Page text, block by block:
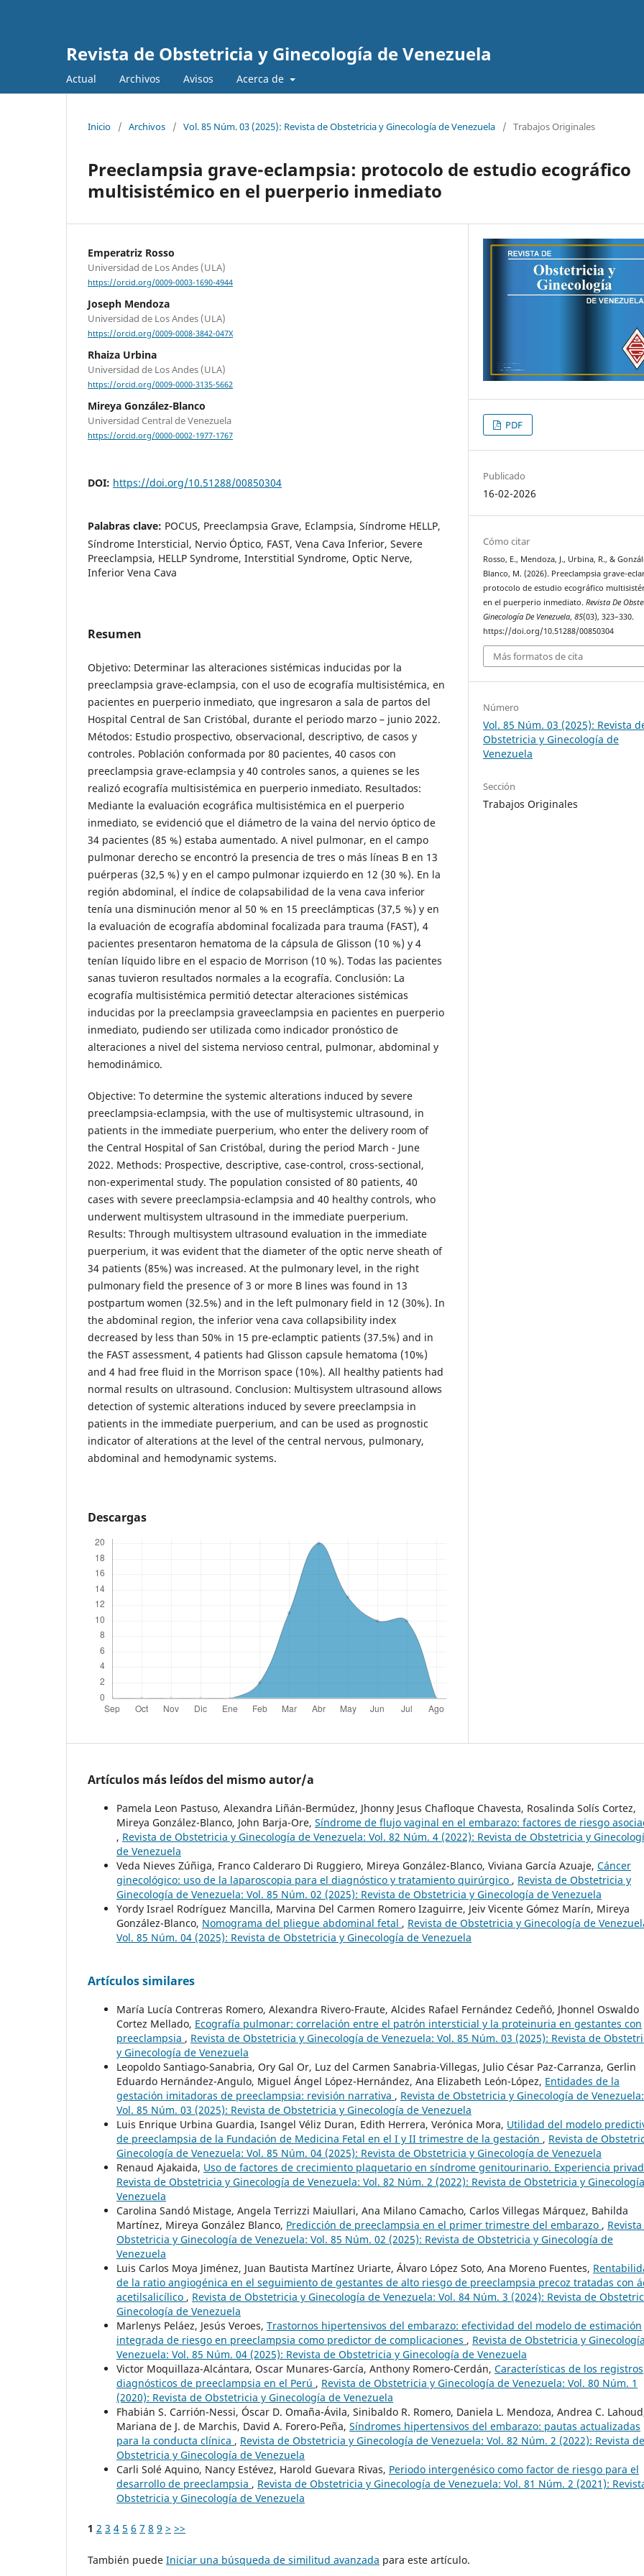
Revista de Obstetricia y Ginecología de Venezuela
Actual Archivos Avisos Acerca de
Inicio / Archivos / Vol. 85 Núm. 03 (2025): Revista de Obstetricia y Ginecología de Venezuela / Trabajos Originales
Preeclampsia grave-eclampsia: protocolo de estudio ecográfico
multisistémico en el puerperio inmediato
Emperatriz Rosso
Universidad de Los Andes (ULA)
https://orcid.org/0009-0003-1690-4944
Joseph Mendoza
Universidad de Los Andes (ULA)
https://orcid.org/0009-0008-3842-047X
Rhaiza Urbina
Universidad de Los Andes (ULA)
https://orcid.org/0009-0000-3135-5662
Mireya González-Blanco
Universidad Central de Venezuela
https://orcid.org/0000-0002-1977-1767
DOI: https://doi.org/10.51288/00850304
Palabras clave: POCUS, Preeclampsia Grave, Eclampsia, Síndrome HELLP,
Síndrome Intersticial, Nervio Óptico, FAST, Vena Cava Inferior, Severe
Preeclampsia, HELLP Syndrome, Interstitial Syndrome, Optic Nerve,
Inferior Vena Cava
Resumen
Objetivo: Determinar las alteraciones sistémicas inducidas por la
preeclampsia grave-eclampsia, con el uso de ecografía multisistémica, en
pacientes en puerperio inmediato, que ingresaron a sala de partos del
Hospital Central de San Cristóbal, durante el periodo marzo – junio 2022.
Métodos: Estudio prospectivo, observacional, descriptivo, de casos y
controles. Población conformada por 80 pacientes, 40 casos con
preeclampsia grave-eclampsia y 40 controles sanos, a quienes se les
realizó ecografía multisistémica en puerperio inmediato. Resultados:
Mediante la evaluación ecográfica multisistémica en el puerperio
inmediato, se evidenció que el diámetro de la vaina del nervio óptico de
34 pacientes (85 %) estaba aumentado. A nivel pulmonar, en el campo
pulmonar derecho se encontró la presencia de tres o más líneas B en 13
puérperas (32,5 %) y en el campo pulmonar izquierdo en 12 (30 %). En la
región abdominal, el índice de colapsabilidad de la vena cava inferior
tenía una disminución menor al 50 % en 15 preeclámpticas (37,5 %) y en
la evaluación de ecografía abdominal focalizada para trauma (FAST), 4
pacientes presentaron hematoma de la cápsula de Glisson (10 %) y 4
tenían líquido libre en el espacio de Morrison (10 %). Todas las pacientes
sanas tuvieron resultados normales a la ecografía. Conclusión: La
ecografía multisistémica permitió detectar alteraciones sistémicas
inducidas por la preeclampsia graveeclampsia en pacientes en puerperio
inmediato, pudiendo ser utilizada como indicador pronóstico de
alteraciones a nivel del sistema nervioso central, pulmonar, abdominal y
hemodinámico.
Objective: To determine the systemic alterations induced by severe
preeclampsia-eclampsia, with the use of multisystemic ultrasound, in
patients in the immediate puerperium, who enter the delivery room of
the Central Hospital of San Cristóbal, during the period March - June
2022. Methods: Prospective, descriptive, case-control, cross-sectional,
non-experimental study. The population consisted of 80 patients, 40
cases with severe preeclampsia-eclampsia and 40 healthy controls, who
underwent multisystem ultrasound in the immediate puerperium.
Results: Through multisystem ultrasound evaluation in the immediate
puerperium, it was evident that the diameter of the optic nerve sheath of
34 patients (85%) was increased. At the pulmonary level, in the right
pulmonary field the presence of 3 or more B lines was found in 13
postpartum women (32.5%) and in the left pulmonary field in 12 (30%). In
the abdominal region, the inferior vena cava collapsibility index
decreased by less than 50% in 15 pre-eclamptic patients (37.5%) and in
the FAST assessment, 4 patients had Glisson capsule hematoma (10%)
and 4 had free fluid in the Morrison space (10%). All healthy patients had
normal results on ultrasound. Conclusion: Multisystem ultrasound allows
detection of systemic alterations induced by severe preeclampsia in
patients in the immediate puerperium, and can be used as prognostic
indicator of alterations at the level of the central nervous, pulmonary,
abdominal and hemodynamic systems.
Descargas
PDF
Publicado
16-02-2026
Cómo citar
Rosso, E., Mendoza, J., Urbina, R., &
Blanco, M. (2026). Preeclampsia grave-
protocolo de estudio ecográfico
en el puerperio inmediato.Revista De
Ginecología De Venezuela,85(03), 323–330.
https://doi.org/10.51288/00850304
Más formatos de cita
Número
Vol. 85 Núm. 03 (2025): Revista
Obstetricia y Ginecología de
Venezuela
Sección
Trabajos Originales
Artículos más leídos del mismo autor/a
Pamela Leon Pastuso, Alexandra Liñán-Bermúdez, Jhonny Jesus Chafloque Chavesta, Rosalinda Solís Cortez,
Mireya González-Blanco, John Barja-Ore, Síndrome de flujo vaginal en el embarazo: factores de riesgo
, Revista de Obstetricia y Ginecología de Venezuela: Vol. 82 Núm. 4 (2022): Revista de Obstetricia y
de Venezuela
Veda Nieves Zúñiga, Franco Calderaro Di Ruggiero, Mireya González-Blanco, Viviana García Azuaje, Cáncer
ginecológico: uso de la laparoscopia para el diagnóstico y tratamiento quirúrgico , Revista de Obstetricia y
Ginecología de Venezuela: Vol. 85 Núm. 02 (2025): Revista de Obstetricia y Ginecología de Venezuela
Yordy Israel Rodríguez Mancilla, Marvina Del Carmen Romero Izaguirre, Jeiv Vicente Gómez Marín, Mireya
González-Blanco, Nomograma del pliegue abdominal fetal , Revista de Obstetricia y Ginecología de
Vol. 85 Núm. 04 (2025): Revista de Obstetricia y Ginecología de Venezuela
Artículos similares
María Lucía Contreras Romero, Alexandra Rivero-Fraute, Alcides Rafael Fernández Cedeñó, Jhonnel Oswaldo
Cortez Mellado, Ecografía pulmonar: correlación entre el patrón intersticial y la proteinuria en gestantes con
preeclampsia , Revista de Obstetricia y Ginecología de Venezuela: Vol. 85 Núm. 03 (2025): Revista de
y Ginecología de Venezuela
Leopoldo Santiago-Sanabria, Ory Gal Or, Luz del Carmen Sanabria-Villegas, Julio César Paz-Carranza, Gerlin
Eduardo Hernández-Angulo, Miguel Ángel López-Hernández, Ana Elizabeth León-López, Entidades de la
gestación imitadoras de preeclampsia: revisión narrativa , Revista de Obstetricia y Ginecología de Venezuela:
Vol. 85 Núm. 03 (2025): Revista de Obstetricia y Ginecología de Venezuela
Luis Enrique Urbina Guardia, Isangel Véliz Duran, Edith Herrera, Verónica Mora, Utilidad del modelo
de preeclampsia de la Fundación de Medicina Fetal en el I y II trimestre de la gestación , Revista de
Ginecología de Venezuela: Vol. 85 Núm. 04 (2025): Revista de Obstetricia y Ginecología de Venezuela
Renaud Ajakaida, Uso de factores de crecimiento plaquetario en síndrome genitourinario. Experiencia
Revista de Obstetricia y Ginecología de Venezuela: Vol. 82 Núm. 2 (2022): Revista de Obstetricia y
Venezuela
Carolina Sandó Mistage, Angela Terrizzi Maiullari, Ana Milano Camacho, Carlos Villegas Márquez, Bahilda
Martínez, Mireya González Blanco, Predicción de preeclampsia en el primer trimestre del embarazo ,
Obstetricia y Ginecología de Venezuela: Vol. 85 Núm. 02 (2025): Revista de Obstetricia y Ginecología de
Venezuela
Luis Carlos Moya Jiménez, Juan Bautista Martínez Uriarte, Álvaro López Soto, Ana Moreno Fuentes,
de la ratio angiogénica en el seguimiento de gestantes de alto riesgo de preeclampsia precoz tratadas con
acetilsalicílico , Revista de Obstetricia y Ginecología de Venezuela: Vol. 84 Núm. 3 (2024): Revista de
Ginecología de Venezuela
Marlenys Peláez, Jesús Veroes, Trastornos hipertensivos del embarazo: efectividad del modelo de estimación
integrada de riesgo en preeclampsia como predictor de complicaciones , Revista de Obstetricia y
Venezuela: Vol. 85 Núm. 04 (2025): Revista de Obstetricia y Ginecología de Venezuela
Victor Moquillaza-Alcántara, Oscar Munares-García, Anthony Romero-Cerdán, Características de los registros
diagnósticos de preeclampsia en el Perú , Revista de Obstetricia y Ginecología de Venezuela: Vol. 80 Núm. 1
(2020): Revista de Obstetricia y Ginecología de Venezuela
Fhabián S. Carrión-Nessi, Óscar D. Omaña-Ávila, Sinibaldo R. Romero, Daniela L. Mendoza, Andrea C.
Mariana de J. de Marchis, David A. Forero-Peña, Síndromes hipertensivos del embarazo: pautas actualizadas
para la conducta clínica , Revista de Obstetricia y Ginecología de Venezuela: Vol. 82 Núm. 2 (2022): Revista de
Obstetricia y Ginecología de Venezuela
Carli Solé Aquino, Nancy Estévez, Harold Guevara Rivas, Periodo intergenésico como factor de riesgo para el
desarrollo de preeclampsia , Revista de Obstetricia y Ginecología de Venezuela: Vol. 81 Núm. 2 (2021):
Obstetricia y Ginecología de Venezuela
1 2 3 4 5 6 7 8 9 > >>
También puede Iniciar una búsqueda de similitud avanzada para este artículo.